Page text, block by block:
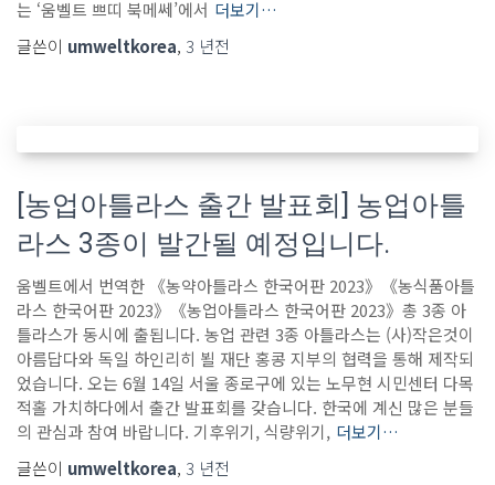
는 ‘움벨트 쁘띠 북메쎄’에서 더보기…
글쓴이 umweltkorea, 3 년전
[농업아틀라스 출간 발표회] 농업아틀
라스 3종이 발간될 예정입니다.
움벨트에서 번역한 《농약아틀라스 한국어판 2023》《농식품아틀
라스 한국어판 2023》《농업아틀라스 한국어판 2023》총 3종 아
틀라스가 동시에 출됩니다. 농업 관련 3종 아틀라스는 (사)작은것이
아름답다와 독일 하인리히 뵐 재단 홍콩 지부의 협력을 통해 제작되
었습니다. 오는 6월 14일 서울 종로구에 있는 노무현 시민센터 다목
적홀 가치하다에서 출간 발표회를 갖습니다. 한국에 계신 많은 분들
의 관심과 참여 바랍니다. 기후위기, 식량위기, 더보기…
글쓴이 umweltkorea, 3 년전